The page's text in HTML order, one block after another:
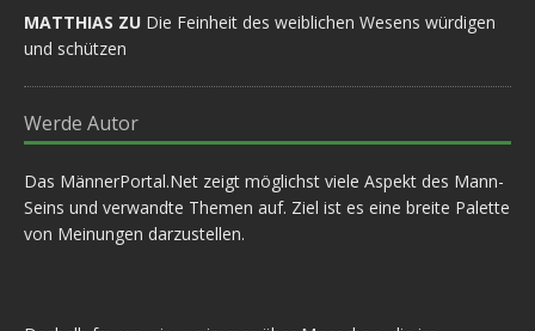
MATTHIAS ZU Die Feinheit des weiblichen Wesens würdigen
und schützen
Werde Autor
Das MännerPortal.Net zeigt möglichst viele Aspekt des Mann-
Seins und verwandte Themen auf. Ziel ist es eine breite Palette
von Meinungen darzustellen.